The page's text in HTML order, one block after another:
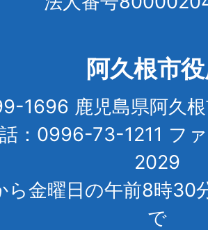
阿久根市
1696 鹿児島県阿久
：0996-73-1211 フ
2029
ら金曜日の午前8時30
で